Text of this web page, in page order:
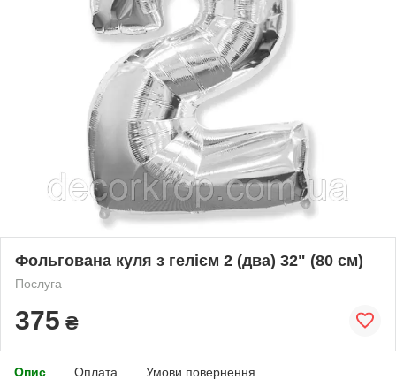
Фольгована куля з гелієм 2 (два) 32" (80 см)
Послуга
375 ₴
Опис Оплата Умови повернення